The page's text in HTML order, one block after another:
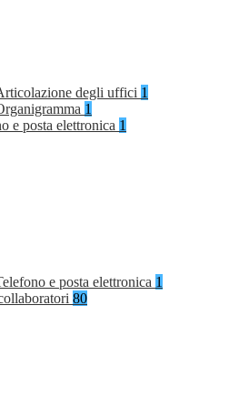
degli uffici 1
1
e posta elettronica 1
e posta elettronica 1
80